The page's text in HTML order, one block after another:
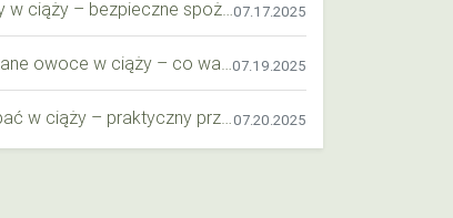
07.17.2025
07.19.2025
07.20.2025